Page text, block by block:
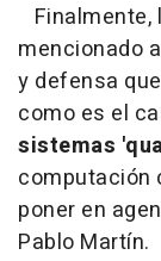
Finalmente,
mencionado
y defensa
como es el
sistemas
computación
poner en
Pablo Martín.